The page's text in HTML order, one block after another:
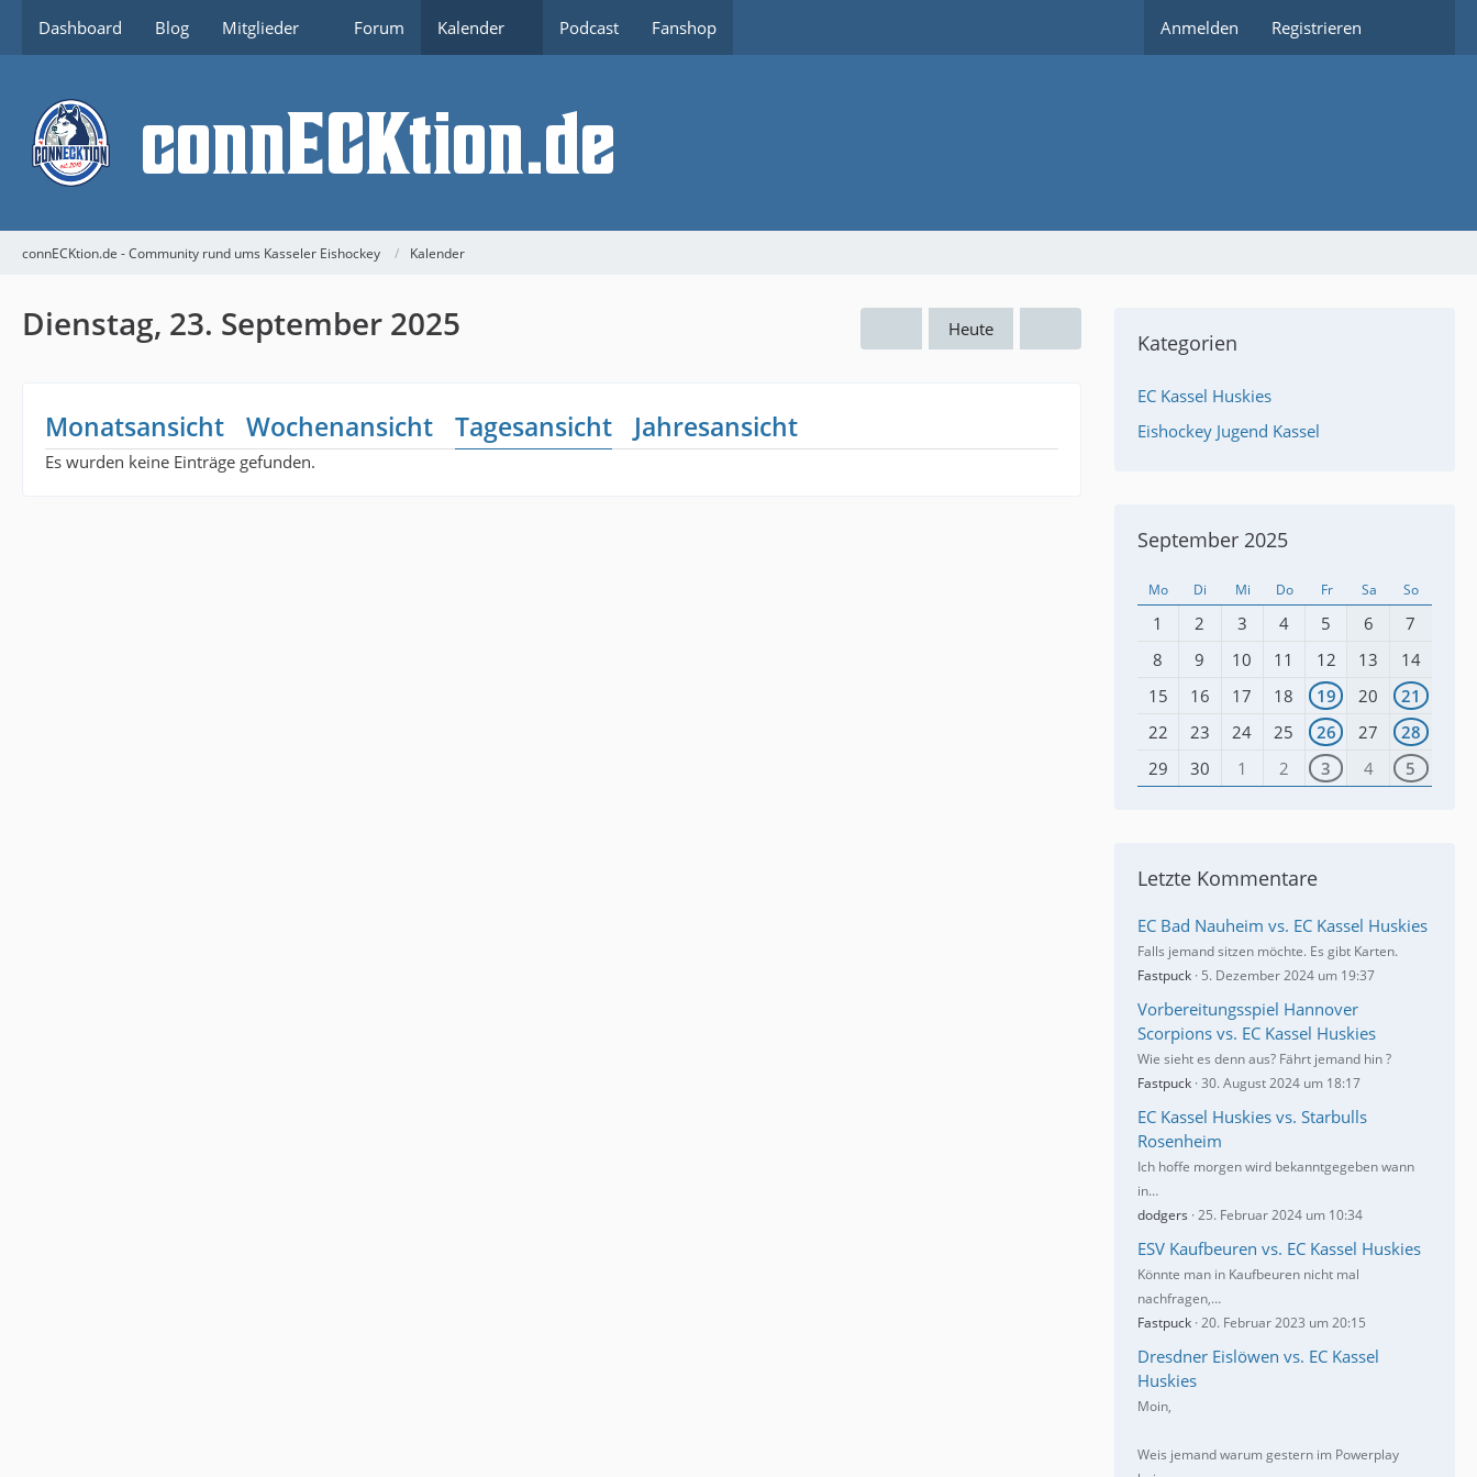
Dashboard Blog Mitglieder Forum Kalender Podcast Fanshop Anmelden Registrieren
connECKtion.de - Community rund ums Kasseler Eishockey Kalender
Dienstag, 23. September 2025 Heute
Monatsansicht Wochenansicht Tagesansicht Jahresansicht
Es wurden keine Einträge gefunden.
Kategorien
EC Kassel Huskies
Eishockey Jugend Kassel
September 2025
Mo Di Mi Do Fr Sa So
1 2 3 4 5 6
7
8
9 10 11 12 13
14
15
16 17 18 19 20
21
22
23 24 25 26 27
28
29
30 1 2 3 4 5
Letzte Kommentare
EC Bad Nauheim vs. EC Kassel Huskies
Falls jemand sitzen möchte. Es gibt Karten.
Fastpuck 5. Dezember 2024 um 19:37
Vorbereitungsspiel Hannover
Scorpions vs. EC Kassel Huskies
Wie sieht es denn aus? Fährt jemand hin ?
Fastpuck 30. August 2024 um 18:17
EC Kassel Huskies vs. Starbulls
Rosenheim
Ich hoffe morgen wird bekanntgegeben wann
in…
dodgers 25. Februar 2024 um 10:34
ESV Kaufbeuren vs. EC Kassel Huskies
Könnte man in Kaufbeuren nicht mal
nachfragen,…
Fastpuck 20. Februar 2023 um 20:15
Dresdner Eislöwen vs. EC Kassel
Huskies
Moin,
Weis jemand warum gestern im Powerplay